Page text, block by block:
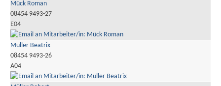
Mück Roman
08454 9493-27
E04
Müller Beatrix
08454 9493-26
A04